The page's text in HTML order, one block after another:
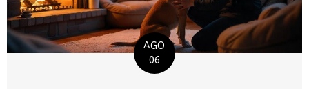
AGO
06